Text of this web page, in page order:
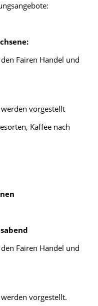
Fairen Handel und
vorgestellt
Kaffee nach
Fairen Handel und
vorgestellt.